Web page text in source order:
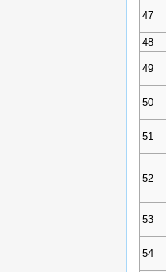
47
48
49
50
51
52
53
54